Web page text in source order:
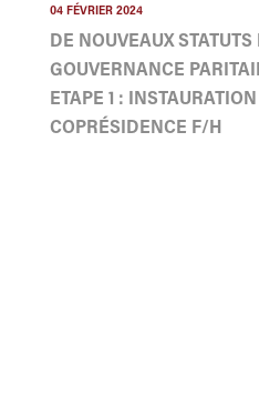
04 FÉVRIER 2024
DE NOUVEAUX STATUTS
GOUVERNANCE
ETAPE 1 :
COPRÉSIDENCE F/H